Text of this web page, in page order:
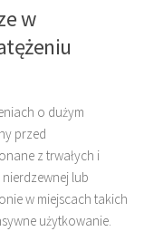
w
o dużym
przed
z trwałych i
lub
w miejscach takich
użytkowanie.